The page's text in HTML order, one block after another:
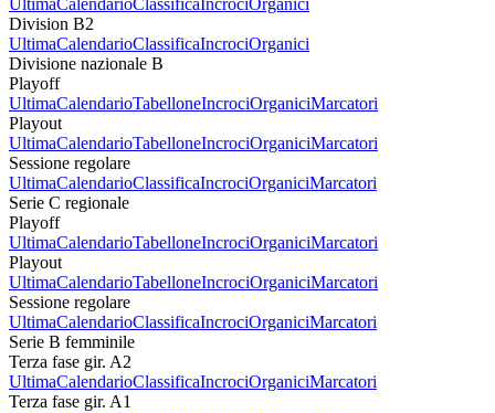
Division B2
UltimaCalendarioClassificaIncrociOrganici
Divisione nazionale B
Playoff
UltimaCalendarioTabelloneIncrociOrganiciMarcatori
Playout
UltimaCalendarioTabelloneIncrociOrganiciMarcatori
Sessione regolare
UltimaCalendarioClassificaIncrociOrganiciMarcatori
Serie C regionale
Playoff
UltimaCalendarioTabelloneIncrociOrganiciMarcatori
Playout
UltimaCalendarioTabelloneIncrociOrganiciMarcatori
Sessione regolare
UltimaCalendarioClassificaIncrociOrganiciMarcatori
Serie B femminile
Terza fase gir. A2
UltimaCalendarioClassificaIncrociOrganiciMarcatori
Terza fase gir. A1